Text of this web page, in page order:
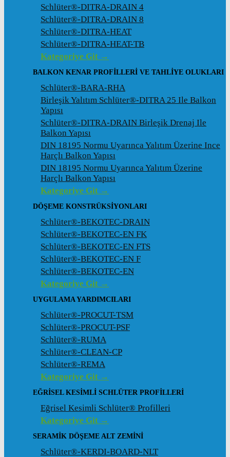
Schlüter®-DITRA-DRAIN 4
Schlüter®-DITRA-DRAIN 8
Schlüter®-DITRA-HEAT
Schlüter®-DITRA-HEAT-TB
Kategoriye Git →
BALKON KENAR PROFILLERI VE TAHLIYE OLUKLARI
Schlüter®-BARA-RHA
Birleşik Yalıtım Schlüter®-DITRA 25 Ile Balkon
Yapısı
Schlüter®-DITRA-DRAIN Birleşik Drenaj Ile
Balkon Yapısı
DIN 18195 Normu Uyarınca Yalıtım Üzerine Ince
Harçlı Balkon Yapısı
DIN 18195 Normu Uyarınca Yalıtım Üzerine
Harçlı Balkon Yapısı
Kategoriye Git →
DÖŞEME KONSTRÜKSIYONLARI
Schlüter®-BEKOTEC-DRAIN
Schlüter®-BEKOTEC-EN FK
Schlüter®-BEKOTEC-EN FTS
Schlüter®-BEKOTEC-EN F
Schlüter®-BEKOTEC-EN
Kategoriye Git →
UYGULAMA YARDIMCILARI
Schlüter®-PROCUT-TSM
Schlüter®-PROCUT-PSF
Schlüter®-RUMA
Schlüter®-CLEAN-CP
Schlüter®-REMA
Kategoriye Git →
EĞRISEL KESIMLI SCHLÜTER PROFILLERI
Eğrisel Kesimli Schlüter® Profilleri
Kategoriye Git →
SERAMIK DÖŞEME ALT ZEMINI
Schlüter®-KERDI-BOARD-NLT